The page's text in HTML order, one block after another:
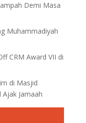
Demi Masa
Muhammadiyah
CRM Award VII di
di Masjid
Jamaah